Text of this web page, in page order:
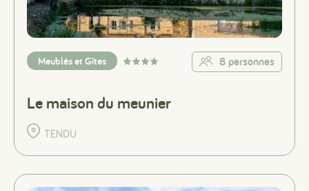
Meublés et Gîtes 8 personnes
Le maison du meunier
TENDU